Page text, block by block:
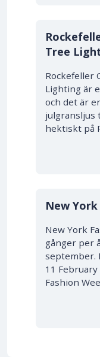
Tree
Rockefeller
Lighting är
och det är
julgransljus
hektiskt på
40% RABATT
New
New York
gånger per
september.
11
Fashion